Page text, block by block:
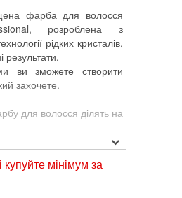
фарба для волосся
розроблена з
рідких кристалів,
результати.
ви зможете створити
захочете.
для волосся ділять на
всі поєднання
і коричневих
новими групами у
купуйте мінімум за